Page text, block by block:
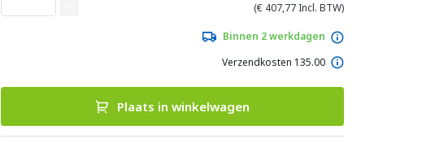
407,77
Binnen 2 werkdagen
Verzendkosten 135.00
Plaats in winkelwagen